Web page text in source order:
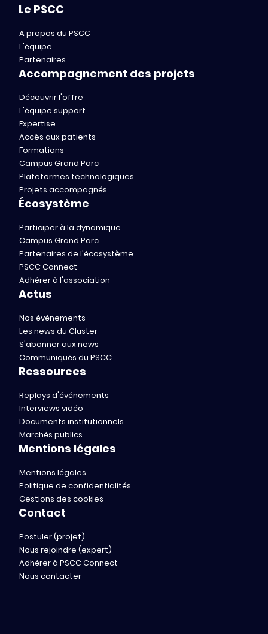
Le PSCC
A propos du PSCC
L'équipe
Partenaires
Accompagnement des projets
Découvrir l'offre
L'équipe support
Expertise
Accès aux patients
Formations
Campus Grand Parc
Plateformes technologiques
Projets accompagnés
Écosystème
Participer à la dynamique
Campus Grand Parc
Partenaires de l'écosystème
PSCC Connect
Adhérer à l'association
Actus
Nos événements
Les news du Cluster
S'abonner aux news
Communiqués du PSCC
Ressources
Replays d'événements
Interviews vidéo
Documents institutionnels
Marchés publics
Mentions légales
Mentions légales
Politique de confidentialités
Gestions des cookies
Contact
Postuler (projet)
Nous rejoindre (expert)
Adhérer à PSCC Connect
Nous contacter